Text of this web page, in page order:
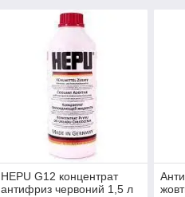
HEPU G12 концентрат
антифриз червоний 1,5 л